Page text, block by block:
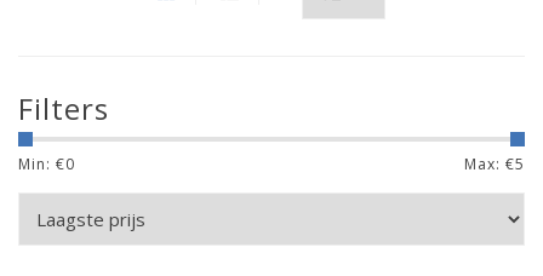
Filters
Min: €0 Max: €5